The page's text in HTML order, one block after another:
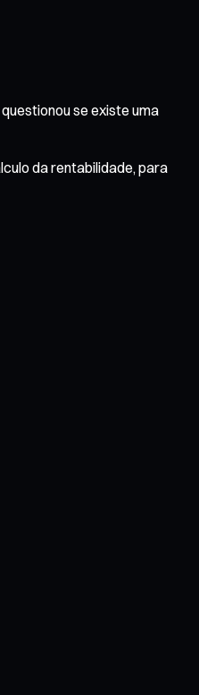
se existe uma
da rentabilidade, para